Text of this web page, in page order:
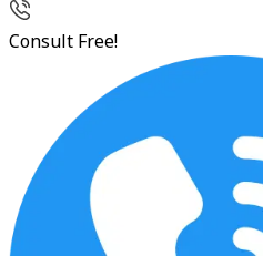
Consult Free!